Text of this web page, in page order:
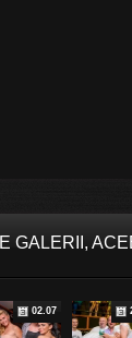
GALERII,
02.07